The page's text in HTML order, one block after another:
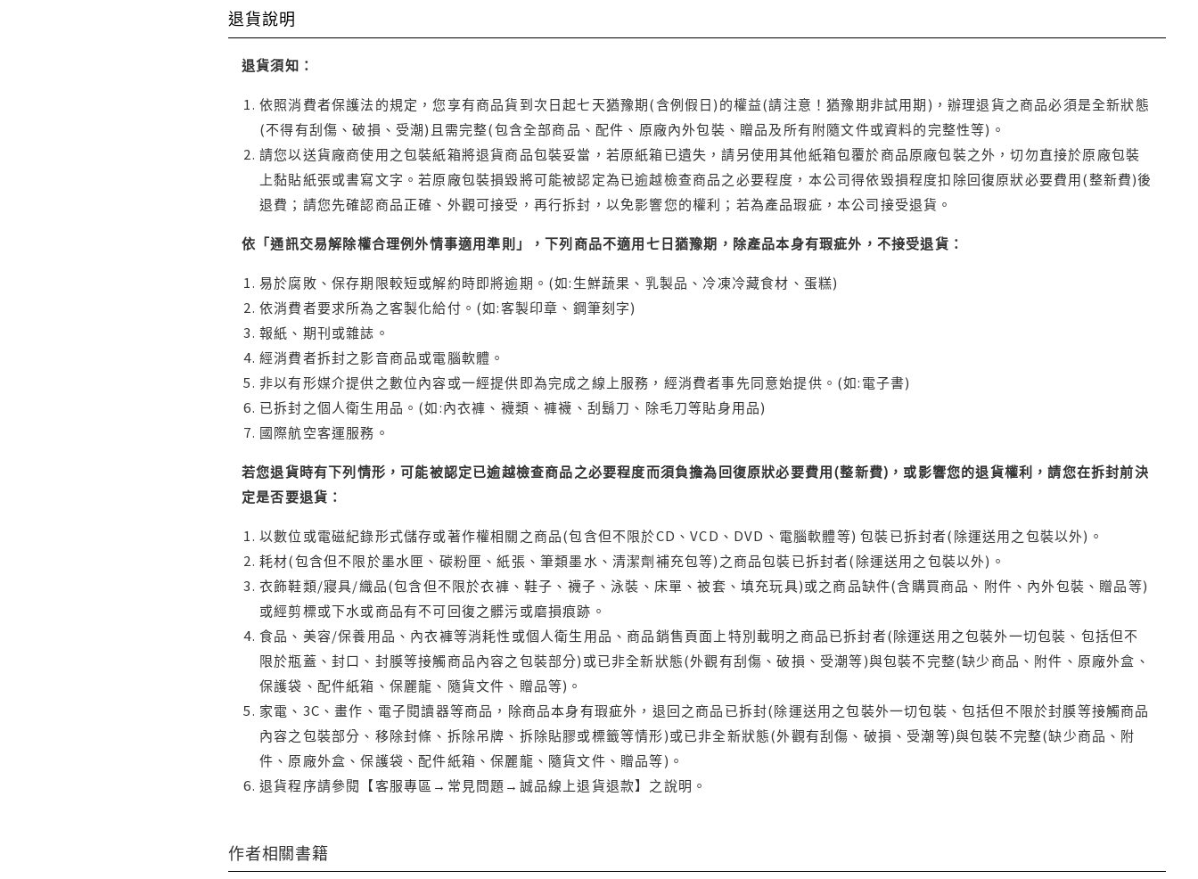
退貨說明
退貨須知：
依照消費者保護法的規定，您享有商品貨到次日起七天猶豫期(含例假日)的權益(請注意！猶豫期非試用期)，辦理退貨之商品必須是全新狀態
(不得有刮傷、破損、受潮)且需完整(包含全部商品、配件、原廠內外包裝、贈品及所有附隨文件或資料的完整性等)。
請您以送貨廠商使用之包裝紙箱將退貨商品包裝妥當，若原紙箱已遺失，請另使用其他紙箱包覆於商品原廠包裝之外，切勿直接於原廠包裝
上黏貼紙張或書寫文字。若原廠包裝損毀將可能被認定為已逾越檢查商品之必要程度，本公司得依毀損程度扣除回復原狀必要費用(整新費)後
退費；請您先確認商品正確、外觀可接受，再行拆封，以免影響您的權利；若為產品瑕疵，本公司接受退貨。
依「通訊交易解除權合理例外情事適用準則」，下列商品不適用七日猶豫期，除產品本身有瑕疵外，不接受退貨：
易於腐敗、保存期限較短或解約時即將逾期。(如:生鮮蔬果、乳製品、冷凍冷藏食材、蛋糕)
依消費者要求所為之客製化給付。(如:客製印章、鋼筆刻字)
報紙、期刊或雜誌。
經消費者拆封之影音商品或電腦軟體。
非以有形媒介提供之數位內容或一經提供即為完成之線上服務，經消費者事先同意始提供。(如:電子書)
已拆封之個人衛生用品。(如:內衣褲、襪類、褲襪、刮鬍刀、除毛刀等貼身用品)
國際航空客運服務。
若您退貨時有下列情形，可能被認定已逾越檢查商品之必要程度而須負擔為回復原狀必要費用(整新費)，或影響您的退貨權利，請您在拆封前決
定是否要退貨：
以數位或電磁紀錄形式儲存或著作權相關之商品(包含但不限於CD、VCD、DVD、電腦軟體等) 包裝已拆封者(除運送用之包裝以外)。
耗材(包含但不限於墨水匣、碳粉匣、紙張、筆類墨水、清潔劑補充包等)之商品包裝已拆封者(除運送用之包裝以外)。
衣飾鞋類/寢具/織品(包含但不限於衣褲、鞋子、襪子、泳裝、床單、被套、填充玩具)或之商品缺件(含購買商品、附件、內外包裝、贈品等)
或經剪標或下水或商品有不可回復之髒污或磨損痕跡。
食品、美容/保養用品、內衣褲等消耗性或個人衛生用品、商品銷售頁面上特別載明之商品已拆封者(除運送用之包裝外一切包裝、包括但不
限於瓶蓋、封口、封膜等接觸商品內容之包裝部分)或已非全新狀態(外觀有刮傷、破損、受潮等)與包裝不完整(缺少商品、附件、原廠外盒、
保護袋、配件紙箱、保麗龍、隨貨文件、贈品等)。
家電、3C、畫作、電子閱讀器等商品，除商品本身有瑕疵外，退回之商品已拆封(除運送用之包裝外一切包裝、包括但不限於封膜等接觸商品
內容之包裝部分、移除封條、拆除吊牌、拆除貼膠或標籤等情形)或已非全新狀態(外觀有刮傷、破損、受潮等)與包裝不完整(缺少商品、附
件、原廠外盒、保護袋、配件紙箱、保麗龍、隨貨文件、贈品等)。
退貨程序請參閱【客服專區→常見問題→誠品線上退貨退款】之說明。
作者相關書籍